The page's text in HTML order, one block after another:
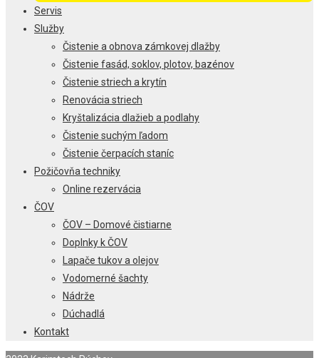
článku
Servis
Služby
Čistenie a obnova zámkovej dlažby
Čistenie fasád, soklov, plotov, bazénov
Čistenie striech a krytín
Renovácia striech
Kryštalizácia dlažieb a podlahy
Čistenie suchým ľadom
Čistenie čerpacích staníc
Požičovňa techniky
Online rezervácia
ČOV
ČOV – Domové čistiarne
Doplnky k ČOV
Lapače tukov a olejov
Vodomerné šachty
Nádrže
Dúchadlá
Kontakt